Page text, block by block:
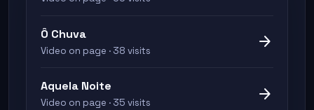
Ô Chuva
Video on page · 38 visits arrow_forward
Aquela Noite
Video on page · 35 visits arrow_forward